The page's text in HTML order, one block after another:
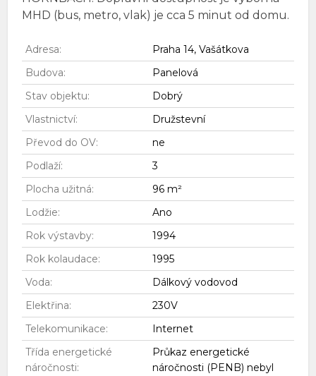
MHD (bus, metro, vlak) je cca 5 minut od domu.
Adresa:
Praha 14, Vašátkova
Budova:
Panelová
Stav objektu:
Dobrý
Vlastnictví:
Družstevní
Převod do OV:
ne
Podlaží:
3
Plocha užitná:
96 m²
Lodžie:
Ano
Rok výstavby:
1994
Rok kolaudace:
1995
Voda:
Dálkový vodovod
Elektřina:
230V
Telekomunikace:
Internet
Třída energetické
náročnosti:
Průkaz energetické
náročnosti (PENB) nebyl